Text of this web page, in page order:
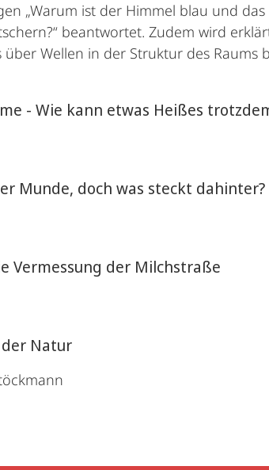
„Warum ist der Himmel blau und das
beantwortet. Zudem wird
Wellen in der Struktur des Raums
- Wie kann etwas Heißes
Munde, doch was steckt dahinter?
Vermessung der Milchstraße
der Natur